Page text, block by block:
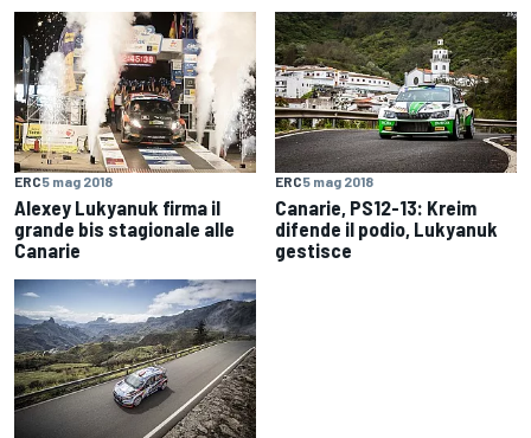
ERC5 mag 2018
Alexey Lukyanuk firma il
grande bis stagionale alle
Canarie
ERC5 mag 2018
Canarie, PS12-13: Kreim
difende il podio, Lukyanuk
gestisce